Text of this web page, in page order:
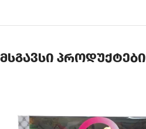
მსგავსი პროდუქტები